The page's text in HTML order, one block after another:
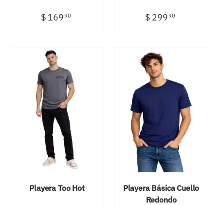
$ 16990 $ 29990
Playera Too Hot
Playera Básica Cuello
Redondo